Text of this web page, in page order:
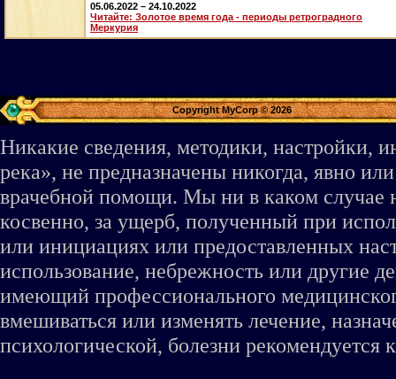
05.06.2022 – 24.10.2022
Читайте: Золотое время года - периоды ретроградного
Меркурия
Copyright MyCorp © 2026
Никакие сведения, методики, настройки,
река», не предназначены никогда, явно
врачебной помощи. Мы ни в каком случае
косвенно, за ущерб, полученный при
или инициациях или предоставленных
использование, небрежность или другие
имеющий профессионального
вмешиваться или изменять лечение,
психологической, болезни рекомендуется